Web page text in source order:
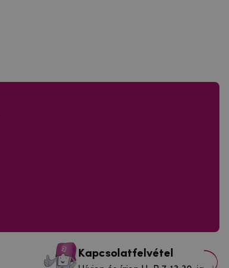
Kapcsolatfelvétel